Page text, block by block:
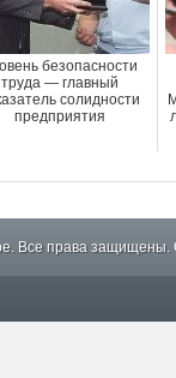
безопасности
труда — главный
солидности
предприятия
Все права защищены.